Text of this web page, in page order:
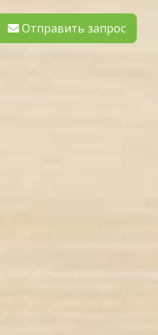
Отправить запрос